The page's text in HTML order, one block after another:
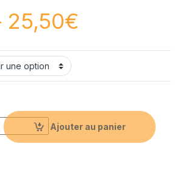
25,50€
Cadeau Original pour Papa,
Ajouter au panier